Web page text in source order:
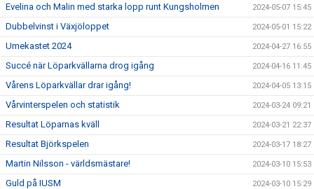
Evelina och Malin med starka lopp runt Kungsholmen 2024-05-07 15:45
Dubbelvinst i Växjöloppet 2024-05-01 15:22
Umekastet 2024 2024-04-27 16:55
Succé när Löparkvällarna drog igång 2024-04-16 11:45
Vårens Löparkvällar drar igång! 2024-04-05 13:15
Vårvinterspelen och statistik 2024-03-24 09:21
Resultat Löparnas kväll 2024-03-21 22:37
Resultat Björkspelen 2024-03-17 18:27
Martin Nilsson - världsmästare! 2024-03-10 15:53
Guld på IUSM 2024-03-10 15:29